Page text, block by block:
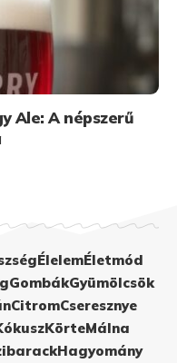
Ale: A népszerű
ÉlelemÉletmód
GombákGyümölcsök
CitromCseresznye
KörteMálna
Hagyomány